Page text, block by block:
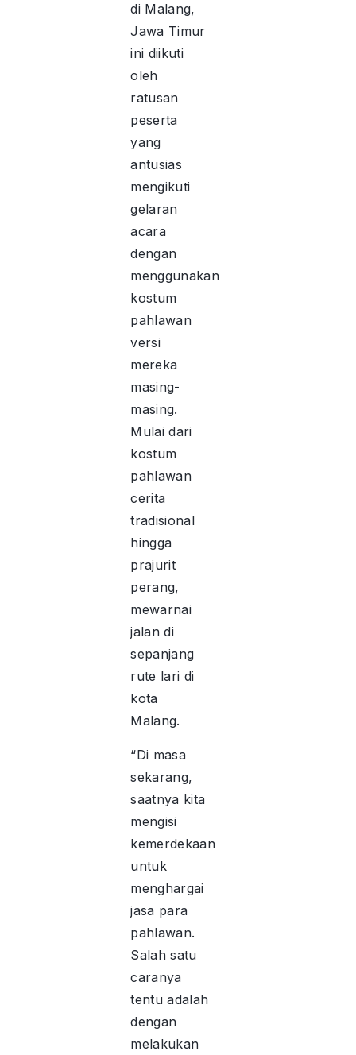
di Malang,
Jawa Timur
ini diikuti
oleh
ratusan
peserta
yang
antusias
mengikuti
gelaran
acara
dengan
menggunakan
kostum
pahlawan
versi
mereka
masing-
masing.
Mulai dari
kostum
pahlawan
cerita
tradisional
hingga
prajurit
perang,
mewarnai
jalan di
sepanjang
rute lari di
kota
Malang.
“Di masa
sekarang,
saatnya kita
mengisi
kemerdekaan
untuk
menghargai
jasa para
pahlawan.
Salah satu
caranya
tentu adalah
dengan
melakukan